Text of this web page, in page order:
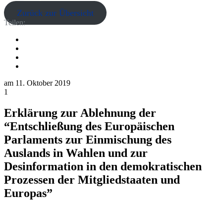
Zurück zur Übersicht
Teilen:
am 11. Oktober 2019
1
Erklärung zur Ablehnung der
“Entschließung des Europäischen
Parlaments zur Einmischung des
Auslands in Wahlen und zur
Desinformation in den demokratischen
Prozessen der Mitgliedstaaten und
Europas”